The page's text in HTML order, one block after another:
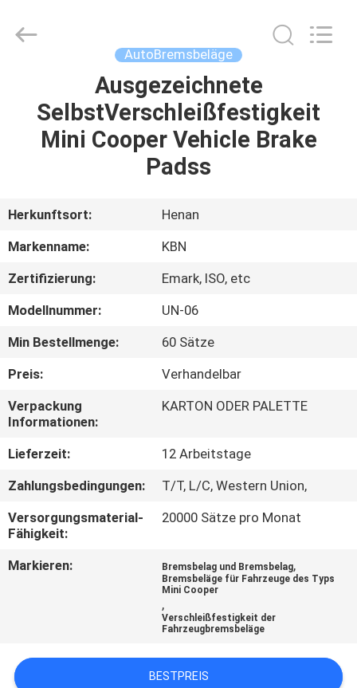
PRODUKTE
UNS
AUSFLUG
QUALITÄTSKONTROLLE
TRETEN
SIE
MIT
UNS
VERBINDUNG
AutoBremsbeläge
Ausgezeichnete
SelbstVerschleißfestigkeit
Mini Cooper Vehicle Brake
Padss
Herkunftsort:
Henan
Markenname:
KBN
Zertifizierung:
Emark, ISO, etc
Modellnummer:
UN-06
Min Bestellmenge:
60 Sätze
Preis:
Verhandelbar
Verpackung
Informationen:
KARTON ODER PALETTE
Lieferzeit:
12 Arbeitstage
Zahlungsbedingungen:
T/T, L/C, Western Union,
Versorgungsmaterial-
Fähigkeit:
20000 Sätze pro Monat
Markieren: Bremsbelag und Bremsbelag,
Bremsbeläge für Fahrzeuge des Typs
Mini Cooper
,
Verschleißfestigkeit der
Fahrzeugbremsbeläge
BESTPREIS